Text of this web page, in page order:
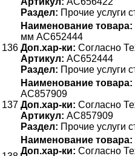
Раздел: Прочие услуги
136
Наименование товара:
мм АС652444
Доп.хар-ки: Согласно
Артикул: АС652444
Раздел: Прочие услуги
137
Наименование товара:
AC857909
Доп.хар-ки: Согласно
Артикул: AC857909
Раздел: Прочие услуги
Наименование товара:
Доп.хар-ки: Согласно